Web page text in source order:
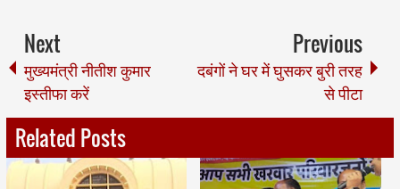
Next
मुख्यमंत्री नीतीश कुमार
इस्तीफा करें
Previous
दबंगों ने घर में घुसकर बुरी तरह
से पीटा
Related Posts